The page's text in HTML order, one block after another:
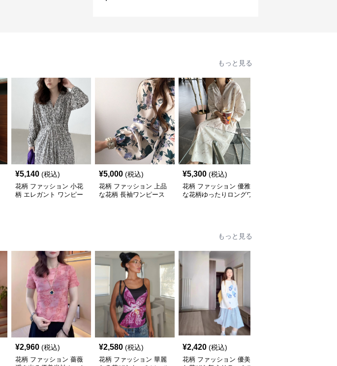
もっと見る
¥5,140 (税込)
花柄 ファッション 小花
柄 エレガント ワンピー
¥5,000 (税込)
花柄 ファッション 上品
な花柄 長袖ワンピース
¥5,300 (税込)
花柄 ファッション 優雅
な花柄ゆったりロングワ
もっと見る
¥2,960 (税込)
花柄 ファッション 薔薇
¥2,580 (税込)
花柄 ファッション 華麗
¥2,420 (税込)
花柄 ファッション 優美